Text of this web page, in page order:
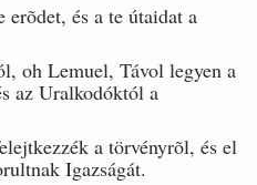
erõdet, és a te útaidat a
oh Lemuel, Távol legyen a
az Uralkodóktól a
a törvényrõl, és el
Igazságát.